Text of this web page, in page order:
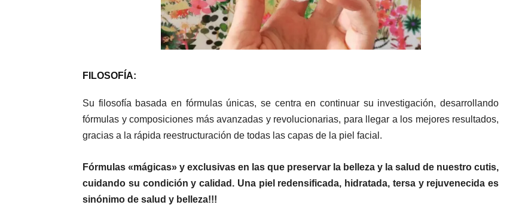
FILOSOFÍA:
Su filosofía basada en fórmulas únicas, se centra en continuar su investigación, desarrollando
fórmulas y composiciones más avanzadas y revolucionarias, para llegar a los mejores resultados,
gracias a la rápida reestructuración de todas las capas de la piel facial.
Fórmulas «mágicas» y exclusivas en las que preservar la belleza y la salud de nuestro cutis,
cuidando su condición y calidad. Una piel redensificada, hidratada, tersa y rejuvenecida es
sinónimo de salud y belleza!!!